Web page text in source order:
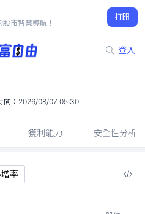
市智慧導航！
打開
登入
1.88%
： 2026/08/07 05:30
獲利能力 安全性分析
率